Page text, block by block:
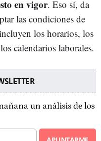
en vigor. Eso sí, da
las condiciones de
los horarios, los
calendarios laborales.
un análisis de los